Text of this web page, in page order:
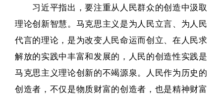
习近平指出，要注重从人民群众的创造中汲取
理论创新智慧。马克思主义是为人民立言、为人民
代言的理论，是为改变人民命运而创立、在人民求
解放的实践中丰富和发展的，人民的创造性实践是
马克思主义理论创新的不竭源泉。人民作为历史的
创造者，不仅是物质财富的创造者，也是精神财富